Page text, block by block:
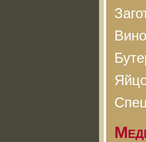
Вино